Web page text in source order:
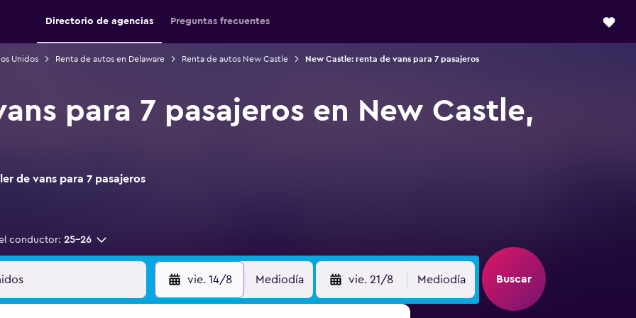
Directorio de agencias Preguntas frecuentes
Unidos Renta de autos en Delaware Renta de autos New Castle New Castle: renta de vans para 7 pasajeros
para 7 pasajeros en New Castle,
de vans para 7 pasajeros
conductor: 25-26
vie. 14/8 Mediodía vie. 21/8 Mediodía Buscar